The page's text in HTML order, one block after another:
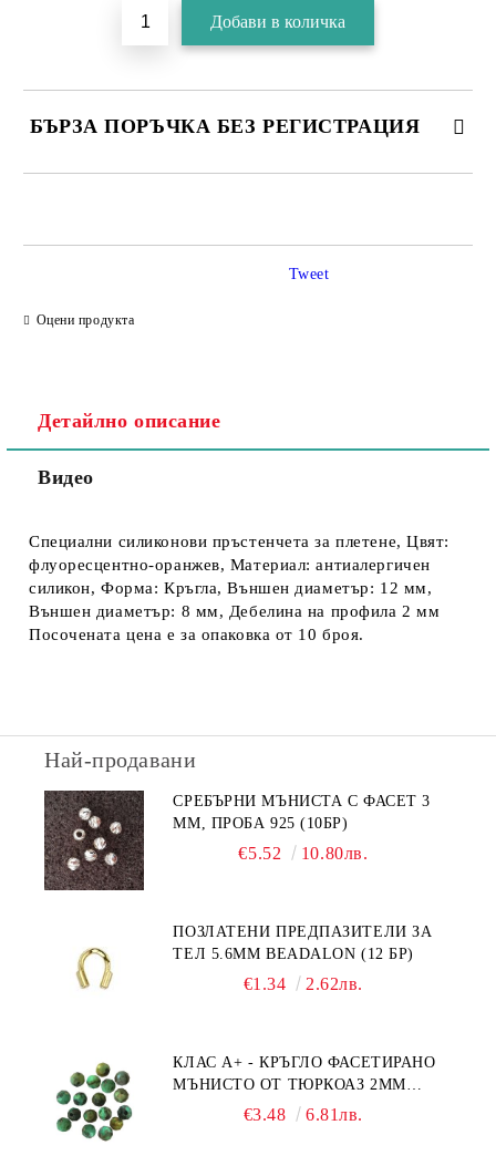
БЪРЗА ПОРЪЧКА БЕЗ РЕГИСТРАЦИЯ
Оцени продукта
Tweet
Детайлно описание
Видео
Специални силиконови пръстенчета за плетене, Цвят:
флуоресцентно-оранжев, Материал: антиалергичен
силикон, Форма: Кръгла, Външен диаметър: 12 мм,
Външен диаметър: 8 мм, Дебелина на профила 2 мм
Посочената цена е за опаковка от 10 броя.
Най-продавани
СРЕБЪРНИ МЪНИСТА С ФАСЕТ 3
ММ, ПРОБА 925 (10БР)
€5.52 10.80лв.
ПОЗЛАТЕНИ ПРЕДПАЗИТЕЛИ ЗА
ТЕЛ 5.6ММ BEADALON (12 БР)
€1.34 2.62лв.
КЛАС А+ - КРЪГЛО ФАСЕТИРАНО
МЪНИСТО ОТ ТЮРКОАЗ 2ММ
€3.48 6.81лв.